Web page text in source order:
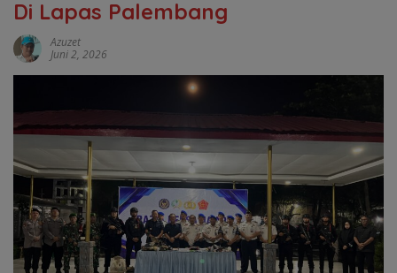
Di Lapas Palembang
Azuzet
Juni 2, 2026